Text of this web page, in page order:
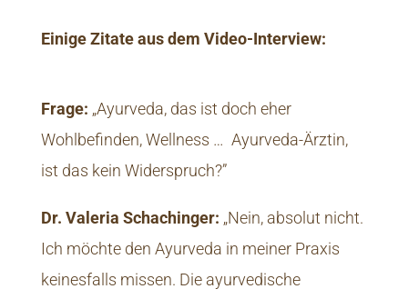
Einige Zitate aus dem Video-Interview:
Frage: „Ayurveda, das ist doch eher
Wohlbefinden, Wellness … Ayurveda-Ärztin,
ist das kein Widerspruch?”
Dr. Valeria Schachinger: „Nein, absolut nicht.
Ich möchte den Ayurveda in meiner Praxis
keinesfalls missen. Die ayurvedische